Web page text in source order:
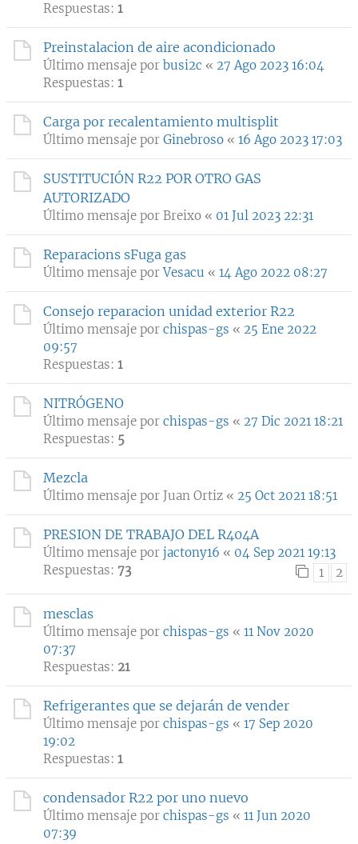
Respuestas: 1
Preinstalacion de aire acondicionado
Último mensaje por busi2c « 27 Ago 2023 16:04
Respuestas: 1
Carga por recalentamiento multisplit
Último mensaje por Ginebroso « 16 Ago 2023 17:03
SUSTITUCIÓN R22 POR OTRO GAS
AUTORIZADO
Último mensaje por Breixo « 01 Jul 2023 22:31
Reparacions sFuga gas
Último mensaje porVesacu « 14 Ago 2022 08:27
Consejo reparacion unidad exterior R22
Último mensaje por chispas-gs « 25 Ene 2022
09:57
Respuestas: 1
NITRÓGENO
Último mensaje por chispas-gs « 27 Dic 2021 18:21
Respuestas: 5
Mezcla
Último mensaje por Juan Ortiz « 25 Oct 2021 18:51
PRESION DE TRABAJO DEL R404A
Último mensaje por jactony16 « 04 Sep 2021 19:13
Respuestas: 73 1 2
mesclas
Último mensaje por chispas-gs « 11 Nov 2020
07:37
Respuestas: 21
Refrigerantes que se dejarán de vender
Último mensaje por chispas-gs « 17 Sep 2020
19:02
Respuestas: 1
condensador R22 por uno nuevo
Último mensaje por chispas-gs « 11 Jun 2020
07:39